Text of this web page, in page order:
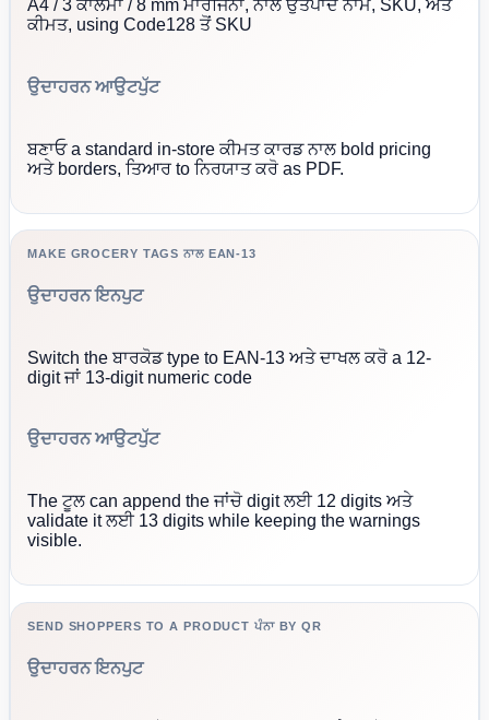
A4 / 3 ਕਾਲਮਾਂ / 8 mm ਮਾਰਜਿਨਾਂ, ਨਾਲ ਉਤਪਾਦ ਨਾਮ, SKU, ਅਤੇ
ਕੀਮਤ, using Code128 ਤੋਂ SKU
ਉਦਾਹਰਨ ਆਉਟਪੁੱਟ
ਬਣਾਓ a standard in-store ਕੀਮਤ ਕਾਰਡ ਨਾਲ bold pricing
ਅਤੇ borders, ਤਿਆਰ to ਨਿਰਯਾਤ ਕਰੋ as PDF.
MAKE GROCERY TAGS ਨਾਲ EAN-13
ਉਦਾਹਰਨ ਇਨਪੁਟ
Switch the ਬਾਰਕੋਡ type to EAN-13 ਅਤੇ ਦਾਖਲ ਕਰੋ a 12-
digit ਜਾਂ 13-digit numeric code
ਉਦਾਹਰਨ ਆਉਟਪੁੱਟ
The ਟੂਲ can append the ਜਾਂਚੋ digit ਲਈ 12 digits ਅਤੇ
validate it ਲਈ 13 digits while keeping the warnings
visible.
SEND SHOPPERS TO A PRODUCT ਪੰਨਾ BY QR
ਉਦਾਹਰਨ ਇਨਪੁਟ